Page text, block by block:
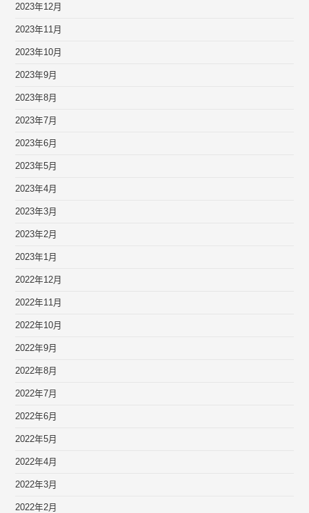
2023年12月
2023年11月
2023年10月
2023年9月
2023年8月
2023年7月
2023年6月
2023年5月
2023年4月
2023年3月
2023年2月
2023年1月
2022年12月
2022年11月
2022年10月
2022年9月
2022年8月
2022年7月
2022年6月
2022年5月
2022年4月
2022年3月
2022年2月